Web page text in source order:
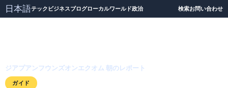
日本語テック ビジネスブログローカルワールド政治 検索お問い合わせ
ジアプアンフウンズオンエクオム 朝のレポート
ガイド